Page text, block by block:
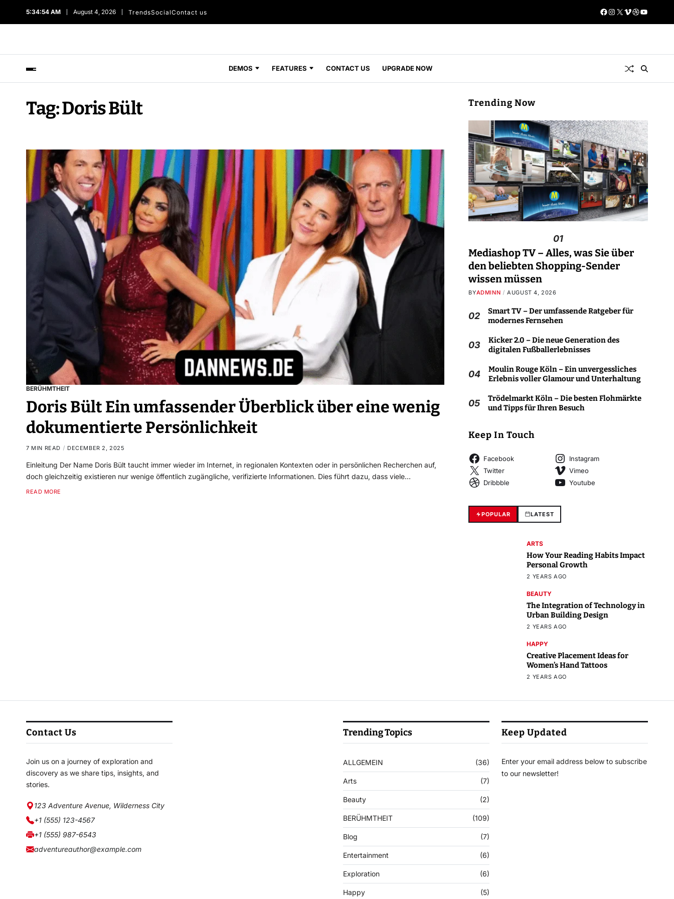
5:34:54 AM August 4, 2026 TrendsSocialContact us
DEMOS FEATURES CONTACT US UPGRADE NOW
Tag:Doris Bült
BERÜHMTHEIT
Doris Bült Ein umfassender Überblick über eine wenig
dokumentierte Persönlichkeit
7 MIN READ DECEMBER 2, 2025
Einleitung Der Name Doris Bült taucht immer wieder im Internet, in regionalen Kontexten oder in persönlichen Recherchen auf,
doch gleichzeitig existieren nur wenige öffentlich zugängliche, verifizierte Informationen. Dies führt dazu, dass viele…
READ MORE
Trending Now
01
Mediashop TV – Alles, was Sie über
den beliebten Shopping-Sender
wissen müssen
BYADMINN AUGUST 4, 2026
02
Smart TV – Der umfassende Ratgeber für
modernes Fernsehen
03
Kicker 2.0 – Die neue Generation des
digitalen Fußballerlebnisses
04
Moulin Rouge Köln – Ein unvergessliches
Erlebnis voller Glamour und Unterhaltung
05
Trödelmarkt Köln – Die besten Flohmärkte
und Tipps für Ihren Besuch
Keep In Touch
Facebook
Instagram
Twitter
Vimeo
Dribbble
Youtube
POPULAR LATEST
ARTS
How Your Reading Habits Impact
Personal Growth
2 YEARS AGO
BEAUTY
The Integration of Technology in
Urban Building Design
2 YEARS AGO
HAPPY
Creative Placement Ideas for
Women’s Hand Tattoos
2 YEARS AGO
Contact Us
Join us on a journey of exploration and
discovery as we share tips, insights, and
stories.
123 Adventure Avenue, Wilderness City
+1 (555) 123-4567
+1 (555) 987-6543
adventureauthor@example.com
Trending Topics
ALLGEMEIN (36)
Arts (7)
Beauty (2)
BERÜHMTHEIT (109)
Blog (7)
Entertainment (6)
Exploration (6)
Happy (5)
Keep Updated
Enter your email address below to subscribe
to our newsletter!